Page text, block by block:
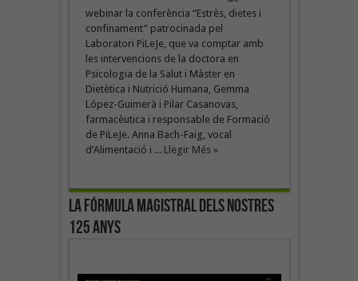
webinar la conferència “Estrès, dietes i
confinament” patrocinada pel
Laboratori PiLeJe, que va comptar amb
les intervencions de la doctora en
Psicologia de la Salut i Màster en
Dietètica i Nutrició Humana, Gemma
López-Guimerà i Pilar Casanovas,
farmacèutica i responsable de Formació
de PiLeJe. Anna Bach-Faig, vocal
d’Alimentació i ... Llegir Més »
La fórmula magistral dels nostres
125 anys